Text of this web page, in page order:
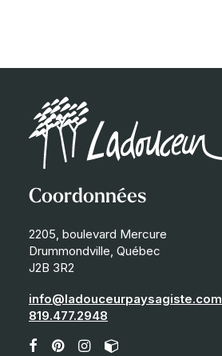
Coordonnées
2205, boulevard Mercure
Drummondville, Québec
J2B 3R2
info@ladouceurpaysagiste.com
819.477.2948